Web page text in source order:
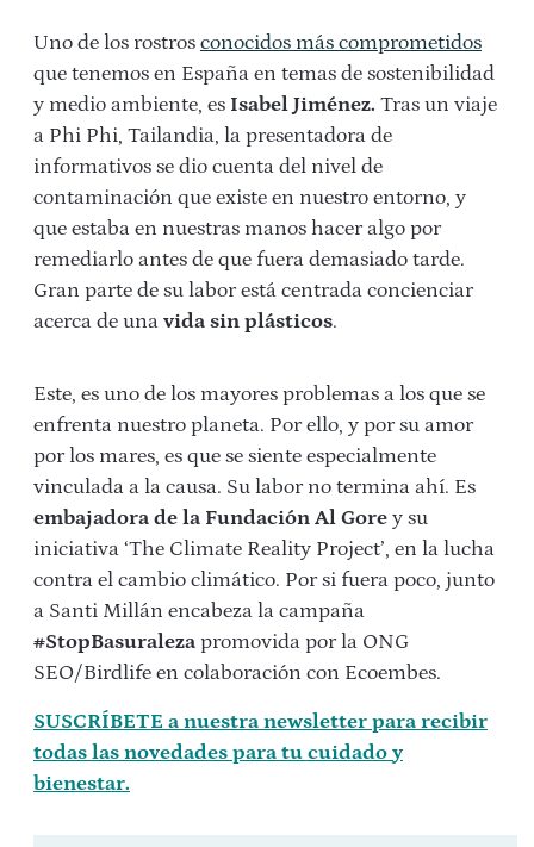
Uno de los rostros conocidos más comprometidos
que tenemos en España en temas de sostenibilidad
y medio ambiente, es Isabel Jiménez. Tras un viaje
a Phi Phi, Tailandia, la presentadora de
informativos se dio cuenta del nivel de
contaminación que existe en nuestro entorno, y
que estaba en nuestras manos hacer algo por
remediarlo antes de que fuera demasiado tarde.
Gran parte de su labor está centrada concienciar
acerca de una vida sin plásticos.
Este, es uno de los mayores problemas a los que se
enfrenta nuestro planeta. Por ello, y por su amor
por los mares, es que se siente especialmente
vinculada a la causa. Su labor no termina ahí. Es
embajadora de la Fundación Al Gore y su
iniciativa ‘The Climate Reality Project’, en la lucha
contra el cambio climático. Por si fuera poco, junto
a Santi Millán encabeza la campaña
#StopBasuraleza promovida por la ONG
SEO/Birdlife en colaboración con Ecoembes.
SUSCRÍBETE a nuestra newsletter para recibir
todas las novedades para tu cuidado y
bienestar.